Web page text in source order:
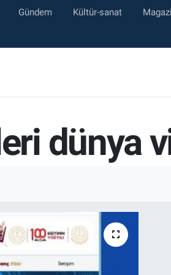
Gündem Kültür-sanat
dünya